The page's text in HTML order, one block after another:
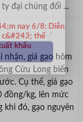
đại chúng đối ...
nay 6/8: Diễn
c&#243; thể
khẩu
nhận, giá gạo hôm
Cửu Long biến
Cụ thể, giá gạo
đồng/kg, lên mức
khi đó, gạo nguyên